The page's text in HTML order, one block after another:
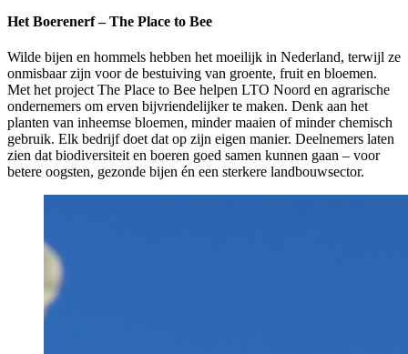
Het Boerenerf – The Place to Bee
Wilde bijen en hommels hebben het moeilijk in Nederland, terwijl ze
onmisbaar zijn voor de bestuiving van groente, fruit en bloemen.
Met het project The Place to Bee helpen LTO Noord en agrarische
ondernemers om erven bijvriendelijker te maken. Denk aan het
planten van inheemse bloemen, minder maaien of minder chemisch
gebruik. Elk bedrijf doet dat op zijn eigen manier. Deelnemers laten
zien dat biodiversiteit en boeren goed samen kunnen gaan – voor
betere oogsten, gezonde bijen én een sterkere landbouwsector.